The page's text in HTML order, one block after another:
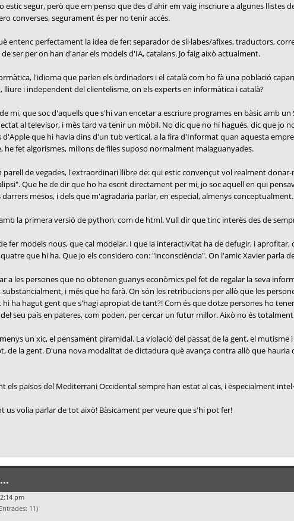
estic segur, però que em penso que des d'ahir em vaig inscriure a algunes llistes
converses, segurament és per no tenir accés.
entenc perfectament la idea de fer: separador de síl·labes/afixes, traductors,
ser per on han d'anar els models d'IA, catalans. Jo faig això actualment.
l'idioma que parlen els ordinadors i el català com ho fà una població
lliure i independent del clientelisme, on els experts en informàtica i català?
mi, que soc d'aquells que s'hi van encetar a escriure programes en bàsic amb
al televisor, i més tard va tenir un mòbil. No dic que no hi hagués, dic que jo
que hi havia dins d'un tub vertical, a la fira d'Informat quan aquesta
he fet algorismes, milions de files suposo normalment malaguanyades.
parell de vegades, l'extraordinari llibre de: qui estic convençut vol realment
Que he de dir que ho ha escrit directament per mi, jo soc aquell en qui
mesos, i dels que m'agradaria parlar, en especial, almenys conceptualment.
la primera versió de python, com de html. Vull dir que tinc interès des de
fer models nous, que cal modelar. I que la interactivitat ha de defugir, i
que hi ha. Que jo els considero con: "inconsciència". On l'amic Xavier parla
a les persones que no obtenen guanys econòmics pel fet de regalar la seva
i més que ho farà. On són les retribucions per allò que les
ha hagut gent que s'hagi apropiat de tant?! Com és que dotze persones ho
seu país en pateres, com poden, per cercar un futur millor. Això no és
un xic, el pensament piramidal. La violació del passat de la gent, el
de la gent. D'una nova modalitat de dictadura què avança contra allò que
els països del Mediterrani Occidental sempre han estat al cas, i especialment
us volia parlar de tot això! Bàsicament per veure que s'hi pot fer!
pm
11)